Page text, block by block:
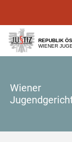
[1]
[2]
[3]
REPUBLIK
WIENER
Wiener